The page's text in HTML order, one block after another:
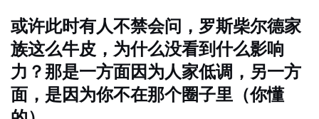
或许此时有人不禁会问，罗斯柴尔德家
族这么牛皮，为什么没看到什么影响
力？那是一方面因为人家低调，另一方
面，是因为你不在那个圈子里（你懂